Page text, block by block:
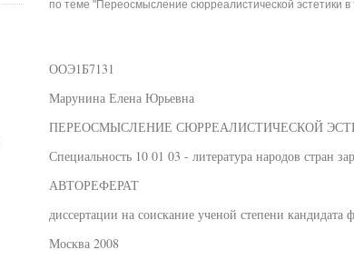
по теме "Переосмысление сюрреалистической эстетики
ООЭ1Б7131
Марунина Елена Юрьевна
ПЕРЕОСМЫСЛЕНИЕ СЮРРЕАЛИСТИЧЕСКОЙ
Специальность 10 01 03 - литература народов стран
АВТОРЕФЕРАТ
диссертации на соискание ученой степени кандидата
Москва 2008